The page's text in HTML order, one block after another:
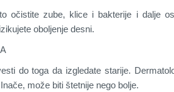
očistite zube, klice i bakterije i dalje
oboljenje desni.
do toga da izgledate starije.
može biti štetnije nego bolje.